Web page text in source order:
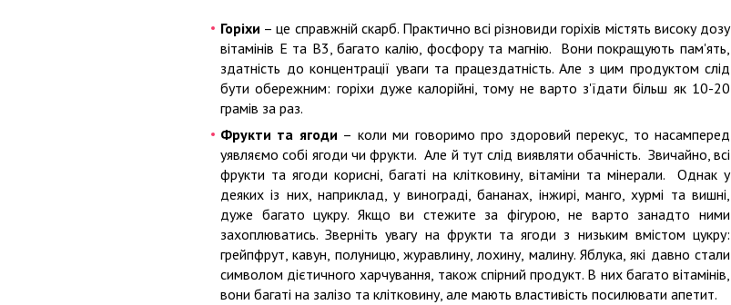
Горіхи – це справжній скарб. Практично всі різновиди горіхів містять високу дозу
вітамінів Е та В3, багато калію, фосфору та магнію. Вони покращують пам'ять,
здатність до концентрації уваги та працездатність. Але з цим продуктом слід
бути обережним: горіхи дуже калорійні, тому не варто з'їдати більш як 10-20
грамів за раз.
Фрукти та ягоди – коли ми говоримо про здоровий перекус, то насамперед
уявляємо собі ягоди чи фрукти. Але й тут слід виявляти обачність. Звичайно, всі
фрукти та ягоди корисні, багаті на клітковину, вітаміни та мінерали. Однак у
деяких із них, наприклад, у винограді, бананах, інжирі, манго, хурмі та вишні,
дуже багато цукру. Якщо ви стежите за фігурою, не варто занадто ними
захоплюватись. Зверніть увагу на фрукти та ягоди з низьким вмістом цукру:
грейпфрут, кавун, полуницю, журавлину, лохину, малину. Яблука, які давно стали
символом дієтичного харчування, також спірний продукт. В них багато вітамінів,
вони багаті на залізо та клітковину, але мають властивість посилювати апетит.